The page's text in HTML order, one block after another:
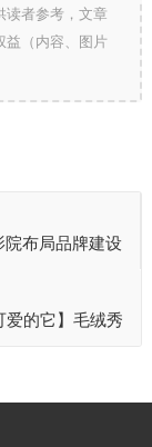
读者参考，文章
益（内容、图片
院布局品牌建设
爱的它】毛绒秀